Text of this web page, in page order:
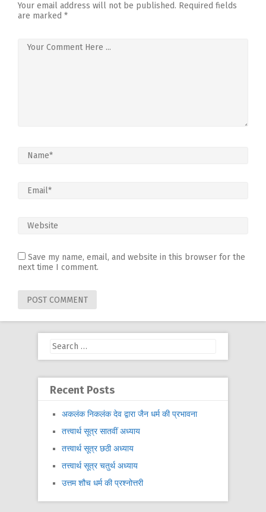
Your email address will not be published. Required fields
are marked *
Save my name, email, and website in this browser for the
next time I comment.
Search
Recent Posts
अकलंक निकलंक देव द्वारा जैन धर्म की प्रभावना
तत्त्वार्थ सूत्र सातवीं अध्याय
तत्त्वार्थ सूत्र छठी अध्याय
तत्त्वार्थ सूत्र चतुर्थ अध्याय
उत्तम शौच धर्म की प्रश्नोत्तरी